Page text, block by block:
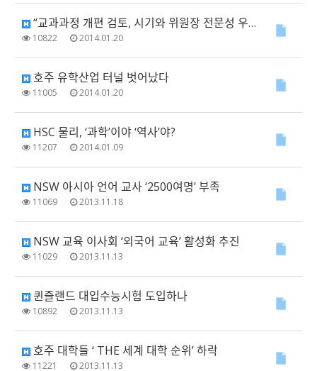
“교과과정 개편 검토, 시기와 위원장 전문성 우려”
10822 2014.01.20
호주 유학산업 터널 벗어났다
11005 2014.01.20
HSC 물리, ‘과학’이야 ‘역사’야?
11207 2014.01.09
NSW 아시아 언어 교사 ‘2500여명’ 부족
11069 2013.11.18
NSW 교육 이사회 ‘외국어 교육’ 활성화 추진
11029 2013.11.13
퀸즐랜드 대입수능시험 도입하나
10892 2013.11.13
호주 대학들 ‘ THE 세계 대학 순위’ 하락
11221 2013.11.13